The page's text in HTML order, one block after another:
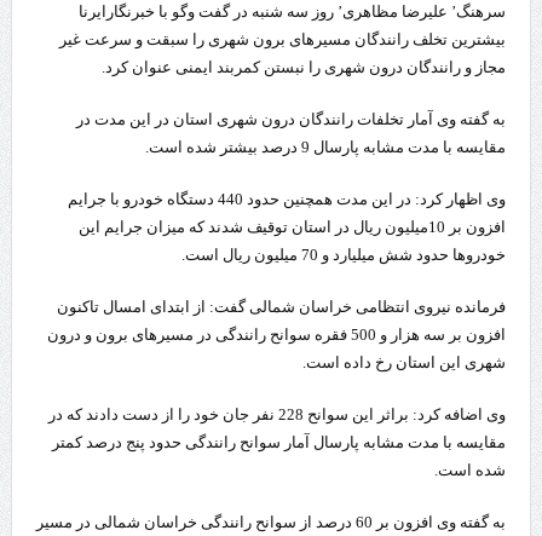
تخصیص ۳۰۰میلیارد تومان برای تکمیل بزرگراه اردبیل-سرچم
کشف ۱۱ قبضه سلاح کلت کمری توسط مرزبانان هنگ مرزی ارومیه
رئیس سازمان راهداری:
مرز چیلات دهلران می‌تواند مکمل مرز بین‌المللی مهران شود
روایت روزنامه اتریشی از بحران در مرز مغرب و اسپانیا
گذشت
سرهنگ’ علیرضا مظاهری’ روز سه شنبه در گفت وگو با خبرنگارایرنا
بیشترین تخلف رانندگان مسیرهای برون شهری را سبقت و سرعت غیر
مجاز و رانندگان درون شهری را نبستن کمربند ایمنی عنوان کرد.
به گفته وی آمار تخلفات رانندگان درون شهری استان در این مدت در
مقایسه با مدت مشابه پارسال 9 درصد بیشتر شده است.
وی اظهار کرد: در این مدت همچنین حدود 440 دستگاه خودرو با جرایم
افزون بر 10میلیون ریال در استان توقیف شدند که میزان جرایم این
خودروها حدود شش میلیارد و 70 میلیون ریال است.
فرمانده نیروی انتظامی خراسان شمالی گفت: از ابتدای امسال تاکنون
افزون بر سه هزار و 500 فقره سوانح رانندگی در مسیرهای برون و درون
شهری این استان رخ داده است.
وی اضافه کرد: براثر این سوانح 228 نفر جان خود را از دست دادند که در
مقایسه با مدت مشابه پارسال آمار سوانح رانندگی حدود پنج درصد کمتر
شده است.
به گفته وی افزون بر 60 درصد از سوانح رانندگی خراسان شمالی در مسیر